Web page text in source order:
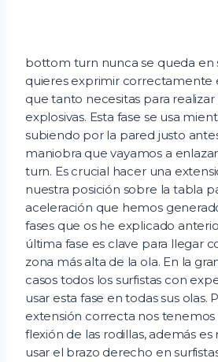
bottom turn nunca se queda en
quieres exprimir correctamente
que tanto necesitas para
explosivas. Esta fase se usa
subiendo por la pared justo
maniobra que vayamos a
turn. Es crucial hacer una
nuestra posición sobre la tabla
aceleración que hemos
fases que os he explicado
última fase es clave para llegar
zona más alta de la ola. En la
casos todos los surfistas con
usar esta fase en todas sus olas.
extensión correcta nos tenemos
flexión de las rodillas, además
usar el brazo derecho en